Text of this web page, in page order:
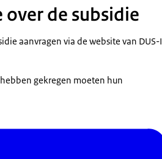
de subsidie
aanvragen via de website van
gekregen moeten hun